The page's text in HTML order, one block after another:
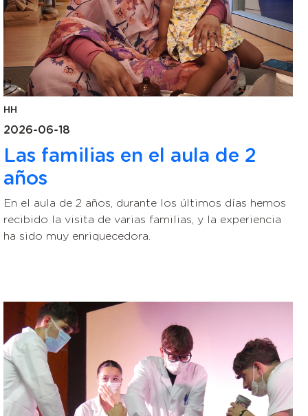
HH
2026-06-18
Las familias en el aula de 2
años
En el aula de 2 años, durante los últimos días hemos
recibido la visita de varias familias, y la experiencia
ha sido muy enriquecedora.